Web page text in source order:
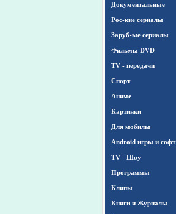
Документальные
Рос-кие сериалы
Заруб-ые сериалы
Фильмы DVD
TV - передачи
Спорт
Аниме
Картинки
Для мобилы
Android игры и софт
TV - Шоу
Программы
Клипы
Книги и Журналы